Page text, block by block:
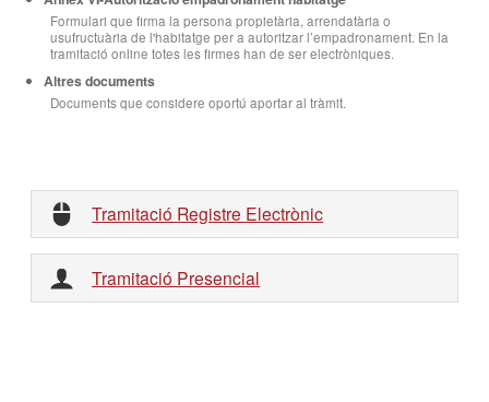
Formulari que firma la persona propietària, arrendatària o
usufructuària de l'habitatge per a autoritzar l’empadronament. En la
tramitació online totes les firmes han de ser electròniques.
Altres documents
Documents que considere oportú aportar al tràmit.
Tramitació Registre Electrònic
Tramitació Presencial